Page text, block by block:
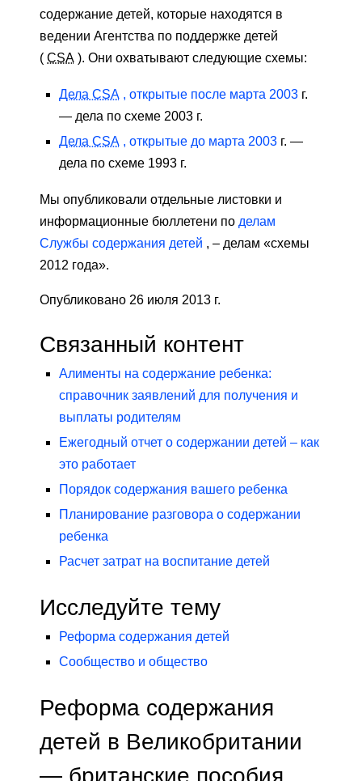
содержание детей, которые находятся в
ведении Агентства по поддержке детей
( CSA ). Они охватывают следующие схемы:
Дела CSA , открытые после марта 2003 г.
— дела по схеме 2003 г.
Дела CSA , открытые до марта 2003 г. —
дела по схеме 1993 г.
Мы опубликовали отдельные листовки и
информационные бюллетени по делам
Службы содержания детей , – делам «схемы
2012 года».
Опубликовано 26 июля 2013 г.
Связанный контент
Алименты на содержание ребенка:
справочник заявлений для получения и
выплаты родителям
Ежегодный отчет о содержании детей – как
это работает
Порядок содержания вашего ребенка
Планирование разговора о содержании
ребенка
Расчет затрат на воспитание детей
Исследуйте тему
Реформа содержания детей
Сообщество и общество
Реформа содержания
детей в Великобритании
— британские пособия